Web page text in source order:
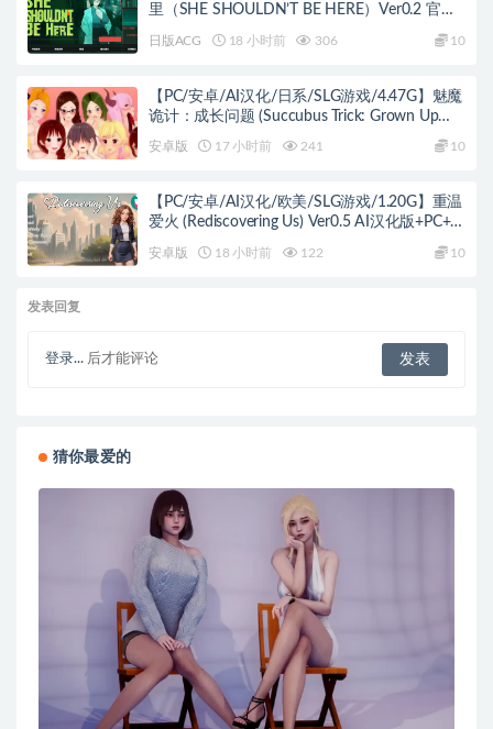
里（SHE SHOULDN’T BE HERE）Ver0.2 官方
日版ACG 18 小时前 306 10
【PC/安卓/AI汉化/日系/SLG游戏/4.47G】魅魔
诡计：成长问题 (Succubus Trick: Grown Up
Problem) Ver0.9.7 AI汉化版+PC+安卓+日系SLG
游戏+4.47G
安卓版 17 小时前 241 10
【PC/安卓/AI汉化/欧美/SLG游戏/1.20G】重温
爱火 (Rediscovering Us) Ver0.5 AI汉化版+PC+安
安卓版 18 小时前 122 10
发表回复
登录... 后才能评论
猜你最爱的